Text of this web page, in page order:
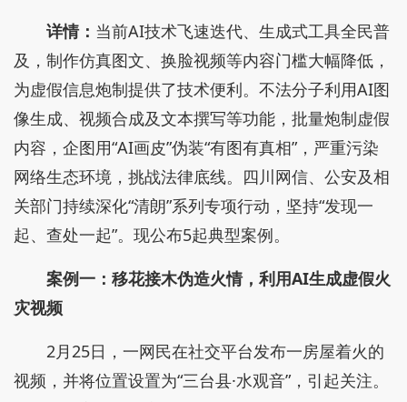
详情： 当前AI技术飞速迭代、生成式工具全民普
及，制作仿真图文、换脸视频等内容门槛大幅降低，
为虚假信息炮制提供了技术便利。不法分子利用AI图
像生成、视频合成及文本撰写等功能，批量炮制虚假
内容，企图用“AI画皮”伪装“有图有真相”，严重污染
网络生态环境，挑战法律底线。四川网信、公安及相
关部门持续深化“清朗”系列专项行动，坚持“发现一
起、查处一起”。现公布5起典型案例。
案例一：移花接木伪造火情，利用AI生成虚假火
灾视频
2月25日，一网民在社交平台发布一房屋着火的
视频，并将位置设置为“三台县·水观音”，引起关注。